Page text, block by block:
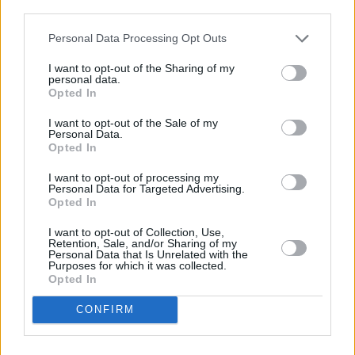
negar su consentimiento. Tenga en cuenta que algún
de su consentimiento, pero usted tiene el derecho de
rechazar tal procesamiento. Sus preferencias se aplicarán
cualquier momento entrando de nuevo en este sitio web o
visitando nuestra política de privacidad.
Personal Data Processing Opt Outs
I want to opt-out of the Sharing of my
personal data.
Opted In
I want to opt-out of the Sale of my
Personal Data.
Opted In
I want to opt-out of processing my
Personal Data for Targeted Advertising.
Opted In
I want to opt-out of Collection, Use,
Retention, Sale, and/or Sharing of my
Personal Data that Is Unrelated with the
Purposes for which it was collected.
Opted In
CONFIRM